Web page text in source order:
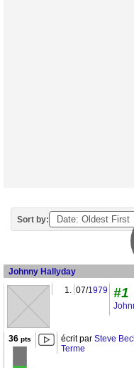
Sort by:
Johnny Hallyday
1. 07/1979 #1
36 pts écrit par Steve
Terme